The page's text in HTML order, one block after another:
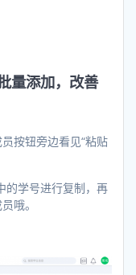
量添加，改善
按钮旁边看见“粘贴
的学号进行复制，再
哦。